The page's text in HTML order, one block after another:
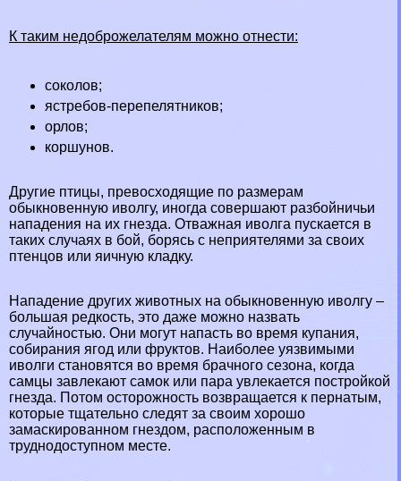
К таким недоброжелателям можно отнести:
соколов;
ястребов-перепелятников;
орлов;
коршунов.
Другие птицы, превосходящие по размерам
обыкновенную иволгу, иногда совершают разбойничьи
нападения на их гнезда. Отважная иволга пускается в
таких случаях в бой, борясь с неприятелями за своих
птенцов или яичную кладку.
Нападение других животных на обыкновенную иволгу –
большая редкость, это даже можно назвать
случайностью. Они могут напасть во время купания,
собирания ягод или фруктов. Наиболее уязвимыми
иволги становятся во время брачного сезона, когда
самцы завлекают самок или пара увлекается постройкой
гнезда. Потом осторожность возвращается к пернатым,
которые тщательно следят за своим хорошо
замаскированном гнездом, расположенным в
труднодоступном месте.